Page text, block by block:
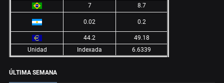
7 8.7
0.02 0.2
44.2
49.18
Unidad
Indexada 6.6339
ÚLTIMA SEMANA